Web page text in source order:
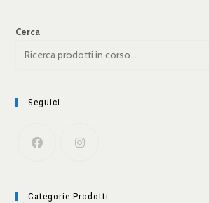
Cerca
Seguici
Categorie Prodotti